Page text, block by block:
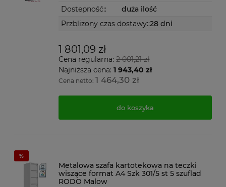
Dostepność::
duża ilość
Przbliżony czas dostawy::28 dni
1 801,09 zł
Cena regularna:2 001,21 zł
Najniższa cena:1 943,40 zł
Cena netto: 1 464,30 zł
do koszyka
Metalowa szafa kartotekowa na teczki
wiszące format A4 Szk 301/5 st 5 szuflad
RODO Malow